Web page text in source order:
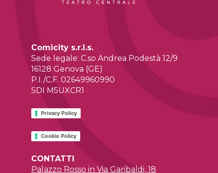
Comicity s.r.l.s.
Sede legale: C.so Andrea Podestà 12/9
16128 Genova (GE)
P.I./C.F. 02649960990
SDI M5UXCR1
Privacy Policy
Cookie Policy
CONTATTI
Palazzo Rosso in Via Garibaldi, 18